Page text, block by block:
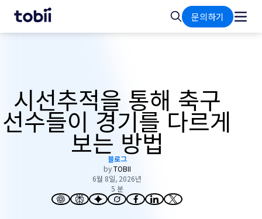
검
색
문의하기
시선추적을 통해 축구
선수들이 경기를 다르게
보는 방법
블로그
by TOBII
6월 8일, 2026년
5 분